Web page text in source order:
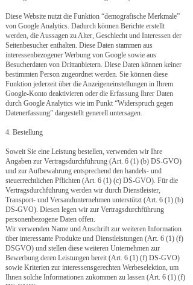
Diese Website nutzt die Funktion “demografische Merkmale”
von Google Analytics. Dadurch können Berichte erstellt
werden, die Aussagen zu Alter, Geschlecht und Interessen der
Seitenbesucher enthalten. Diese Daten stammen aus
interessenbezogener Werbung von Google sowie aus
Besucherdaten von Drittanbietern. Diese Daten können keiner
bestimmten Person zugeordnet werden. Sie können diese
Funktion jederzeit über die Anzeigeneinstellungen in Ihrem
Google-Konto deaktivieren oder die Erfassung Ihrer Daten
durch Google Analytics wie im Punkt “Widerspruch gegen
Datenerfassung” dargestellt generell untersagen.
4. Bestellung
Soweit Sie eine Leistung bestellen, verwenden wir Ihre
Angaben zur Vertragsdurchführung (Art. 6 (1) (b) DS-GVO)
und zur Aufbewahrung entsprechend den handels- und
steuerrechtlichen Pflichten (Art. 6 (1) (c) DS-GVO). Für die
Vertragsdurchführung werden wir durch Dienstleister,
Transport- und Versandunternehmen unterstützt (Art. 6 (1) (b)
DS-GVO). Diesen legen wir zur Vertragsdurchführung
personenbezogene Daten offen.
Wir verwenden Name und Anschrift zur weiteren Information
über interessante Produkte und Dienstleistungen (Art. 6 (1) (f)
DSGVO) und stellen diese weiteren Unternehmen zur
Bewerbung deren Leistungen bereit (Art. 6 (1) (f) DS-GVO)
sowie Kriterien zur interessensgerechten Werbeselektion, um
Ihnen solche Informationen zukommen zu lassen (Art. 6 (1) (f)